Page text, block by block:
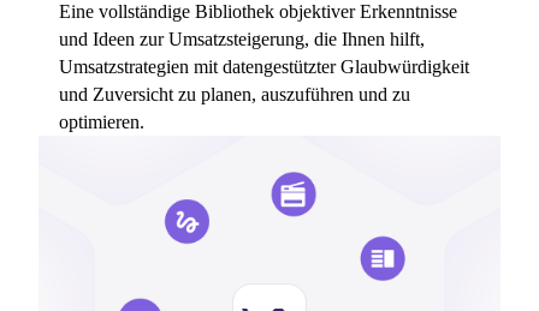
Eine vollständige Bibliothek objektiver Erkenntnisse
und Ideen zur Umsatzsteigerung, die Ihnen hilft,
Umsatzstrategien mit datengestützter Glaubwürdigkeit
und Zuversicht zu planen, auszuführen und zu
optimieren.